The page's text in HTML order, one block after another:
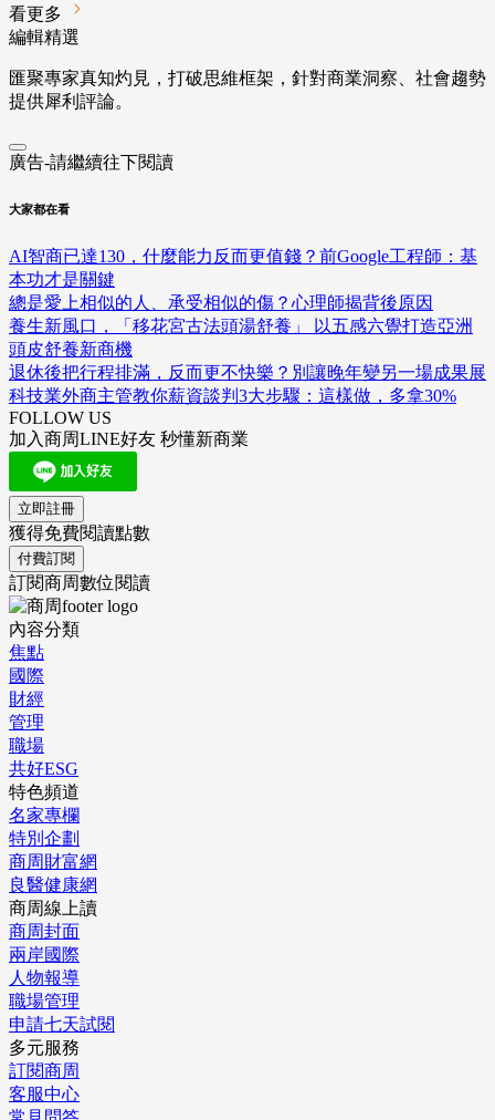
看更多
編輯精選
匯聚專家真知灼見，打破思維框架，針對商業洞察、社會趨勢
提供犀利評論。
廣告-請繼續往下閱讀
大家都在看
AI智商已達130，什麼能力反而更值錢？前Google工程師：基
本功才是關鍵
總是愛上相似的人、承受相似的傷？心理師揭背後原因
養生新風口，「移花宮古法頭湯舒養」 以五感六覺打造亞洲
頭皮舒養新商機
退休後把行程排滿，反而更不快樂？別讓晚年變另一場成果展
科技業外商主管教你薪資談判3大步驟：這樣做，多拿30%
FOLLOW US
加入商周LINE好友 秒懂新商業
立即註冊
獲得免費閱讀點數
付費訂閱
訂閱商周數位閱讀
內容分類
焦點
國際
財經
管理
職場
共好ESG
特色頻道
名家專欄
特別企劃
商周財富網
良醫健康網
商周線上讀
商周封面
兩岸國際
人物報導
職場管理
申請七天試閱
多元服務
訂閱商周
客服中心